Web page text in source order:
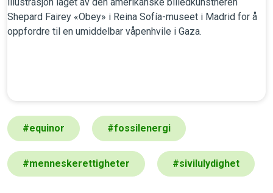
#equinor #fossilenergi
#menneskerettigheter #sivilulydighet